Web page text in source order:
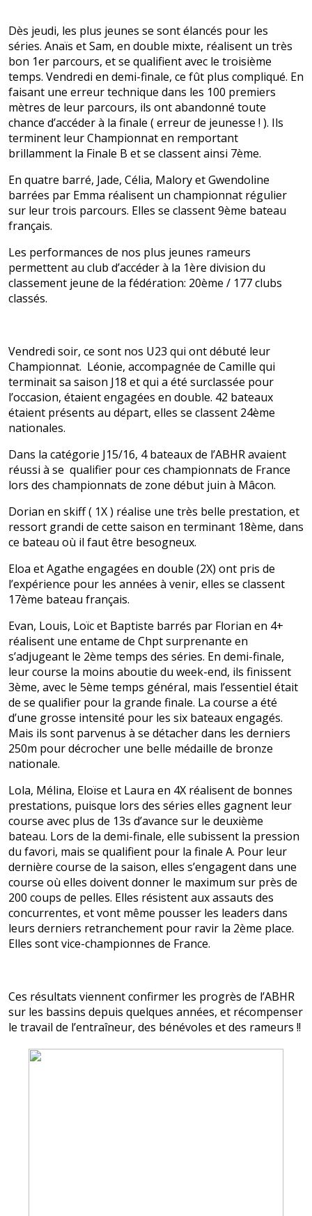
Dès jeudi, les plus jeunes se sont élancés pour les
séries. Anaïs et Sam, en double mixte, réalisent un très
bon 1er parcours, et se qualifient avec le troisième
temps. Vendredi en demi-finale, ce fût plus compliqué. En
faisant une erreur technique dans les 100 premiers
mètres de leur parcours, ils ont abandonné toute
chance d’accéder à la finale ( erreur de jeunesse ! ). Ils
terminent leur Championnat en remportant
brillamment la Finale B et se classent ainsi 7ème.
En quatre barré, Jade, Célia, Malory et Gwendoline
barrées par Emma réalisent un championnat régulier
sur leur trois parcours. Elles se classent 9ème bateau
français.
Les performances de nos plus jeunes rameurs
permettent au club d’accéder à la 1ère division du
classement jeune de la fédération: 20ème / 177 clubs
classés.
Vendredi soir, ce sont nos U23 qui ont débuté leur
Championnat. Léonie, accompagnée de Camille qui
terminait sa saison J18 et qui a été surclassée pour
l’occasion, étaient engagées en double. 42 bateaux
étaient présents au départ, elles se classent 24ème
nationales.
Dans la catégorie J15/16, 4 bateaux de l’ABHR avaient
réussi à se qualifier pour ces championnats de France
lors des championnats de zone début juin à Mâcon.
Dorian en skiff ( 1X ) réalise une très belle prestation, et
ressort grandi de cette saison en terminant 18ème, dans
ce bateau où il faut être besogneux.
Eloa et Agathe engagées en double (2X) ont pris de
l’expérience pour les années à venir, elles se classent
17ème bateau français.
Evan, Louis, Loïc et Baptiste barrés par Florian en 4+
réalisent une entame de Chpt surprenante en
s’adjugeant le 2ème temps des séries. En demi-finale,
leur course la moins aboutie du week-end, ils finissent
3ème, avec le 5ème temps général, mais l’essentiel était
de se qualifier pour la grande finale. La course a été
d’une grosse intensité pour les six bateaux engagés.
Mais ils sont parvenus à se détacher dans les derniers
250m pour décrocher une belle médaille de bronze
nationale.
Lola, Mélina, Eloïse et Laura en 4X réalisent de bonnes
prestations, puisque lors des séries elles gagnent leur
course avec plus de 13s d’avance sur le deuxième
bateau. Lors de la demi-finale, elle subissent la pression
du favori, mais se qualifient pour la finale A. Pour leur
dernière course de la saison, elles s’engagent dans une
course où elles doivent donner le maximum sur près de
200 coups de pelles. Elles résistent aux assauts des
concurrentes, et vont même pousser les leaders dans
leurs derniers retranchement pour ravir la 2ème place.
Elles sont vice-championnes de France.
Ces résultats viennent confirmer les progrès de l’ABHR
sur les bassins depuis quelques années, et récompenser
le travail de l’entraîneur, des bénévoles et des rameurs !!